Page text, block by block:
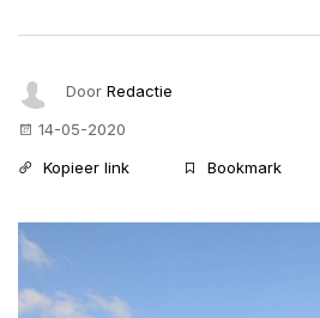
Door Redactie
14-05-2020
Kopieer link
Bookmark